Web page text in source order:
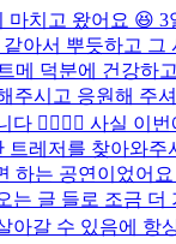
마치고 왔어요 😆
아서 뿌듯하고
메 덕분에 건강
시고 응원해
👍🏻👍🏻 사실
레저를 찾아와
는 공연이었어
글 들로 조금 더
갈 수 있음에 항